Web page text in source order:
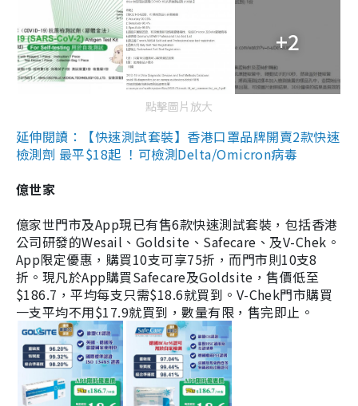
+2
點擊圖片放大
延伸閱讀：【快速測試套裝】香港口罩品牌開賣2款快速
檢測劑 最平$18起 ！可檢測Delta/Omicron病毒
億世家
億家世門市及App現已有售6款快速測試套裝，包括香港
公司研發的Wesail、Goldsite、Safecare、及V-Chek。
App限定優惠，購買10支可享75折，而門市則10支8
折。現凡於App購買Safecare及Goldsite，售價低至
$186.7，平均每支只需$18.6就買到。V-Chek門市購買
一支平均不用$17.9就買到，數量有限，售完即止。